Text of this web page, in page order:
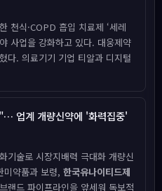
천식·COPD 흡입 치료제 ‘세레
사업을 강화하고 있다. 대웅제약
다. 의료기기 기업 티알과 디지털
업계 개량신약에 '화력집중'
기술로 시장지배력 극대화 개량신
미약품과 보령, 한국유나이티드제
랜드 파이프라인을 앞세워 독보적